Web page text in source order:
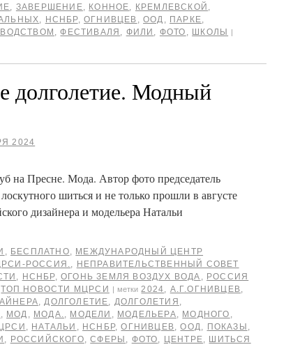
, ЗАВЕРШЕНИЕ, КОННОЕ, КРЕМЛЕВСКОЙ ,
, НСНБР,ОГНИВЦЕВ ,ООД , ПАРКЕ,
,ФЕСТИВАЛЯ , ФИЛИ , ФОТО , ШКОЛЫ |
Модный
2024
Пресне. Мода. Автор фото председатель
шиться и не только прошли в августе
дизайнера и модельера Натальи
, БЕСПЛАТНО, МЕЖДУНАРОДНЫЙ ЦЕНТР
РОССИЯ., НЕПРАВИТЕЛЬСТВЕННЫЙ СОВЕТ
, НСНБР,ОГОНЬ ЗЕМЛЯ ВОЗДУХ ВОДА , РОССИЯ
ТОП НОВОСТИ МЦРСИ | метки 2024, А.Г.ОГНИВЦЕВ,
,ДОЛГОЛЕТИЕ, ДОЛГОЛЕТИЯ ,
, МОД , МОДА., МОДЕЛИ , МОДЕЛЬЕРА, МОДНОГО ,
, НАТАЛЬИ , НСНБР,ОГНИВЦЕВ,ООД, ПОКАЗЫ ,
, РОССИЙСКОГО,СФЕРЫ , ФОТО, ЦЕНТРЕ, ШИТЬСЯ